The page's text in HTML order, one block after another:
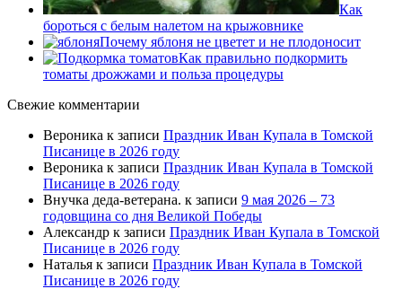
Как
бороться с белым налетом на крыжовнике
Почему яблоня не цветет и не плодоносит
Как правильно подкормить
томаты дрожжами и польза процедуры
Свежие комментарии
Вероника к записи Праздник Иван Купала в Томской
Писанице в 2026 году
Вероника к записи Праздник Иван Купала в Томской
Писанице в 2026 году
Внучка деда-ветерана. к записи 9 мая 2026 – 73
годовщина со дня Великой Победы
Александр к записи Праздник Иван Купала в Томской
Писанице в 2026 году
Наталья к записи Праздник Иван Купала в Томской
Писанице в 2026 году